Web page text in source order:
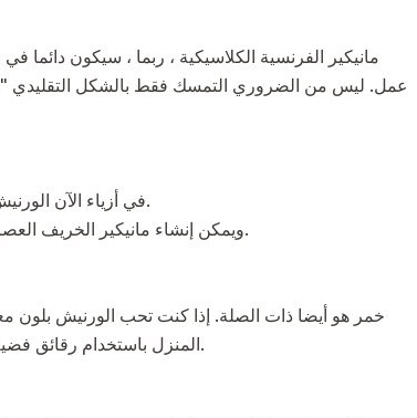
مانيكير الفرنسية الكلاسيكية ، ربما ، سيكون دائما
عمل. ليس من الضروري التمسك فقط بالشكل التقليدي
في أزياء الآن الورنيش من ظلال الظلام من الطراز القوطي: البني والأسود والشوكولاته المرة.
ويمكن إنشاء مانيكير الخريف العصرية باستخدام ظلال رمادية من الورنيش أو مختلطة مع بعض ظلال أخرى.
خمر هو أيضا ذات الصلة. إذا كنت تحب الورنيش بلون
المنزل باستخدام رقائق فضية أو ذهبية. سوف تكون سعيدا مع تأثير الوميض المألوف من هذا الورنيش.